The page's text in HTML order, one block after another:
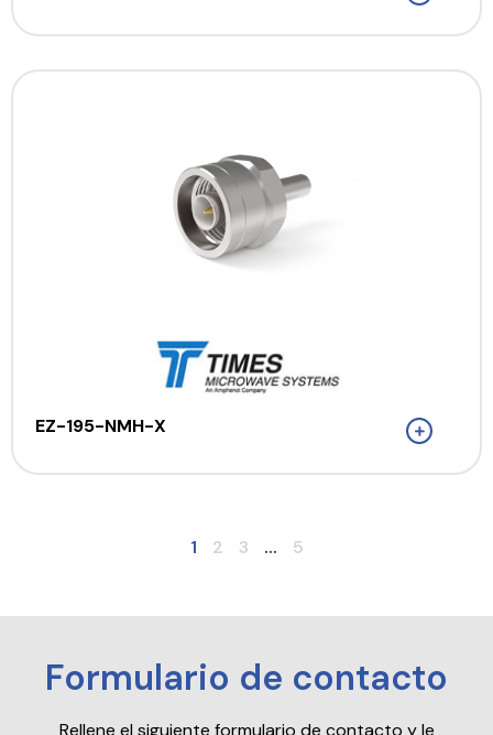
EZ-195-NMH-X
1 2 3 ... 5
Formulario de contacto
Rellene el siguiente formulario de contacto y le